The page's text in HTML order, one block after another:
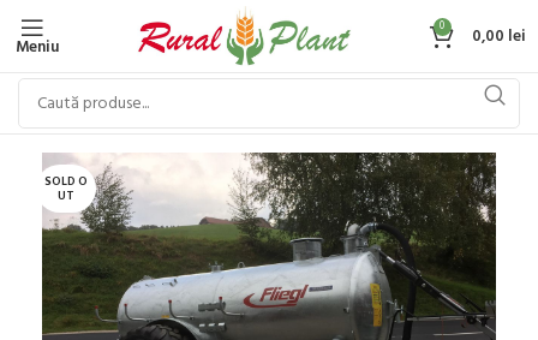
Meniu
0 0,00 lei
SOLD O
UT